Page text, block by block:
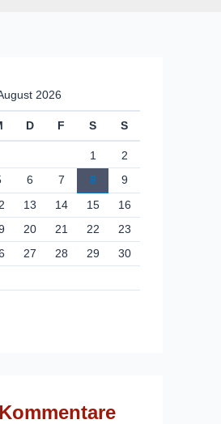
2026
D F S S
1
2
6 7 8
9
13 14 15
16
20 21 22
23
27 28 29
30